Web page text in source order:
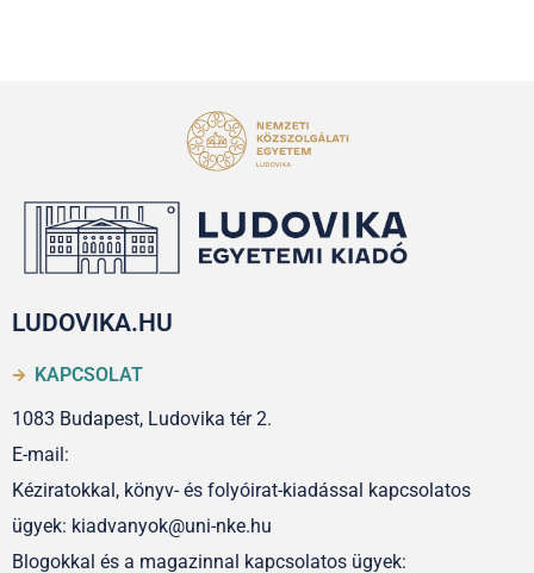
LUDOVIKA.HU
KAPCSOLAT
1083 Budapest, Ludovika tér 2.
E-mail:
Kéziratokkal, könyv- és folyóirat-kiadással kapcsolatos
ügyek: kiadvanyok@uni-nke.hu
Blogokkal és a magazinnal kapcsolatos ügyek: